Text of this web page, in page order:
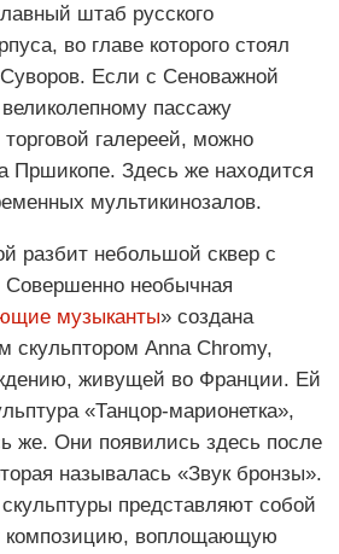
штаб русского
во главе которого стоял
Если с Сеноважной
пассажу
галереей, можно
Пршикопе. Здесь же находится
мультикинозалов.
разбит небольшой сквер с
необычная
музыканты» создана
скульптором Anna Chromy,
живущей во Франции. Ей
«Танцор-марионетка»,
же. Они появились здесь после
называлась «Звук бронзы».
представляют собой
композицию, воплощающую